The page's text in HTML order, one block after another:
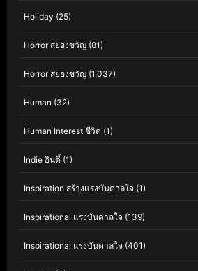
Holiday (25)
Horror สยองขวัญ (81)
Horror สยองขวัญ (1,037)
Human (32)
Human Interest ชีวิต (1)
Indie อินดี้ (1)
Inspiration สร้างแรงบันดาลใจ (1)
Inspirational แรงบันดาลใจ (139)
Inspirational แรงบันดาลใจ (401)